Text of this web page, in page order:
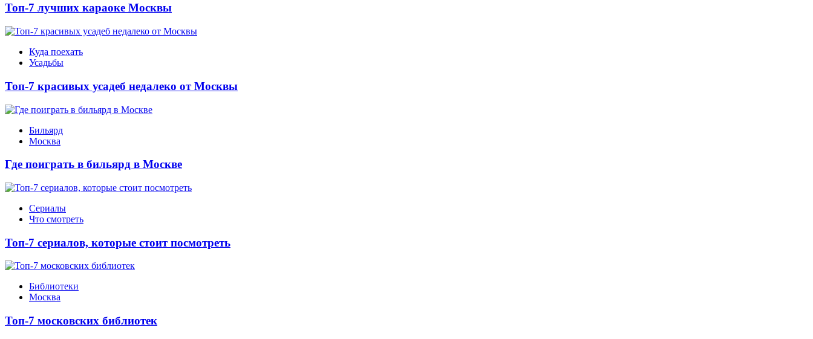
Топ-7 лучших караоке Москвы
Куда поехать
Усадьбы
Топ-7 красивых усадеб недалеко от Москвы
Бильярд
Москва
Где поиграть в бильярд в Москве
Сериалы
Что смотреть
Топ-7 сериалов, которые стоит посмотреть
Библиотеки
Москва
Топ-7 московских библиотек